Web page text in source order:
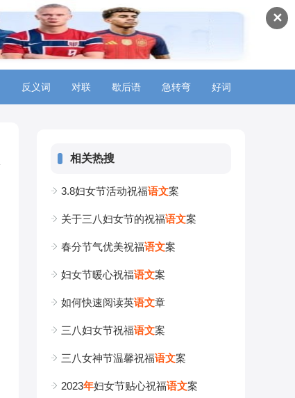
✕
反义词 对联 歇后语 急转弯 好词
相关热搜
3.8妇女节活动祝福语文案
关于三八妇女节的祝福语文案
春分节气优美祝福语文案
妇女节暖心祝福语文案
如何快速阅读英语文章
三八妇女节祝福语文案
三八女神节温馨祝福语文案
2023年妇女节贴心祝福语文案